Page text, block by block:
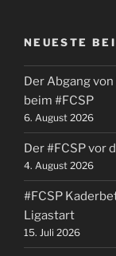
Mats
ab
und
geht
in
Fürth
unter.“
NEUESTE
Der Abgang
beim #FCSP
6. August 2026
Der #FCSP vor
4. August 2026
#FCSP
Ligastart
15. Juli 2026